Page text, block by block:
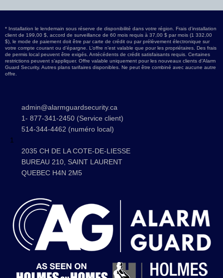
* Installation le lendemain sous réserve de disponibilité dans votre région. Frais d’installation
client de 199,00 $, accord de surveillance de 60 mois requis à 37,00 $ par mois (1 332,00
$), le mode de paiement doit être par carte de crédit ou par prélèvement électronique sur
votre compte courant ou d’épargne. L’offre n’est valable que pour les propriétaires. Des frais
de permis local peuvent être exigés. Antécédents de crédit satisfaisants requis. Certaines
restrictions peuvent s’appliquer. Offre valable uniquement pour les nouveaux clients d’Alarm
Guard Security. Autres plans tarifaires disponibles. Ne peut être combiné avec aucune autre
offre.
admin@alarmguardsecurity.ca
1- 877-341-2450 (Service client)
514-344-4462 (numéro local)
1
2035 CH DE LA COTE-DE-LIESSE
BUREAU 210, SAINT LAURENT
QUEBEC H4N 2M5